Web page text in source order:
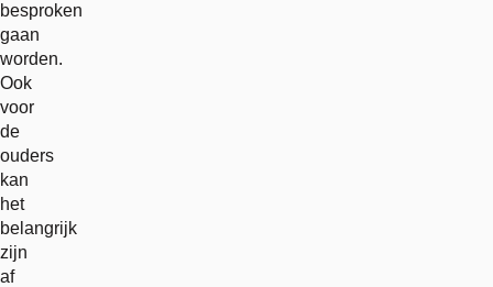
besproken
gaan
worden.
Ook
voor
de
ouders
kan
het
belangrijk
zijn
af